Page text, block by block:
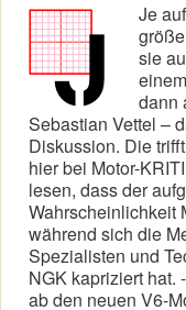
Je
sie
dann
Sebastian Vettel –
Diskussion. Die
hier bei Motor-
lesen, dass der
Wahrscheinlichkeit
während sich die
Spezialisten und
NGK kapriziert hat.
ab den neuen V6-